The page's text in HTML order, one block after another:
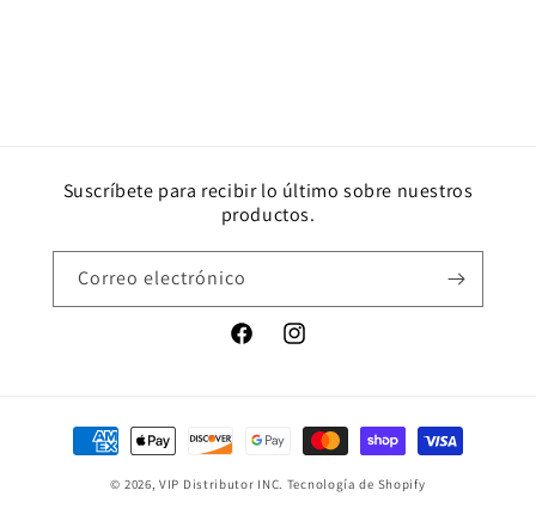
Suscríbete para recibir lo último sobre nuestros
productos.
Correo electrónico
FacebookInstagram
Formas
de
© 2026,VIP Distributor INC. Tecnología de Shopify